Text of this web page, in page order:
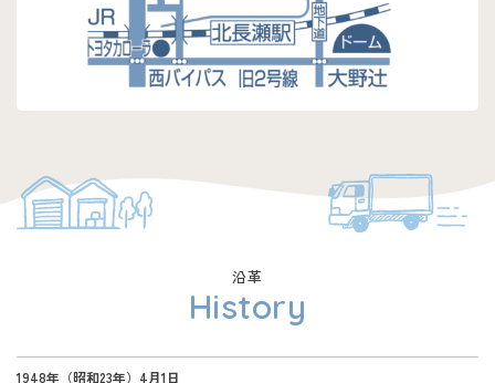
沿革
History
1948年（昭和23年）4月1日